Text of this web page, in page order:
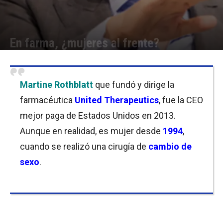
En farma, ¿mujeres al frente?
Martine Rothblatt que fundó y dirige la
farmacéutica United Therapeutics, fue la CEO
mejor paga de Estados Unidos en 2013.
Aunque en realidad, es mujer desde 1994,
cuando se realizó una cirugía de cambio de
sexo.